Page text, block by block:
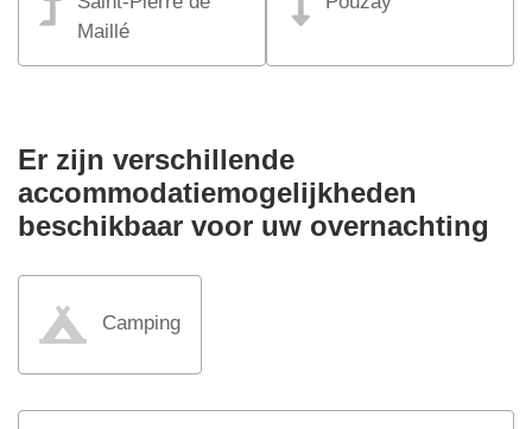
Maillé
Er zijn verschillende
accommodatiemogelijkheden
beschikbaar voor uw overnachting
Camping